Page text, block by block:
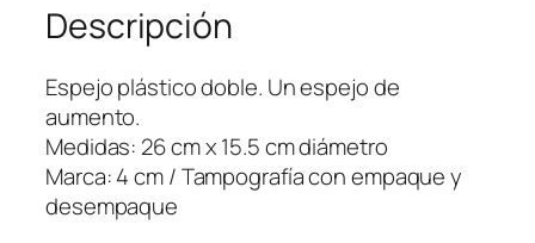
x
c
a
n
t
i
d
a
Descripción
Espejo plástico doble. Un espejo de
aumento.
Medidas: 26 cm x 15.5 cm diámetro
Marca: 4 cm / Tampografía con empaque y
desempaque